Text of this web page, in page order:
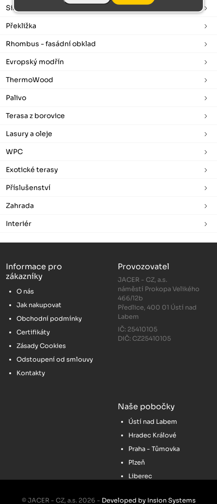
Sibiřský modřín
Překližka
Rhombus - fasádní obklad
Evropský modřín
ThermoWood
Palivo
Terasa z borovice
Lasury a oleje
WPC
Exotické terasy
Příslušenství
Zahrada
Interiér
Informace pro
zákazníky
O nás
Jak nakupovat
Obchodní podmínky
Certifikáty
Zásady Cookies
Odstoupení od smlouvy
Kontakty
Provozovatel
JACER - CZ, a.s.
náměstí Prokopa Velikého
466/12b
Předlice, 400 01 Ústí nad
Labem
IČ: 25410105
DIČ: CZ25410105
Naše pobočky
Ústí nad Labem
Hradec Králové
Praha - Tůmovka
Plzeň
Liberec
© JACER - CZ, a.s. 2026 - Developed by Insion Systems